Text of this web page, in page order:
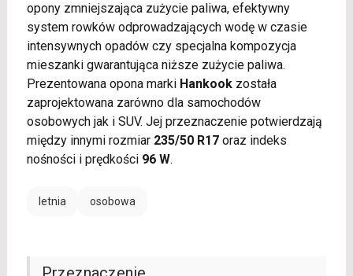
opony zmniejszająca zużycie paliwa, efektywny
system rowków odprowadzających wodę w czasie
intensywnych opadów czy specjalna kompozycja
mieszanki gwarantująca niższe zużycie paliwa.
Prezentowana opona marki Hankookzostała
zaprojektowana zarówno dla samochodów
osobowych jak i SUV. Jej przeznaczenie potwierdzają
między innymi rozmiar 235/50 R17oraz indeks
nośności i prędkości 96 W.
letnia osobowa